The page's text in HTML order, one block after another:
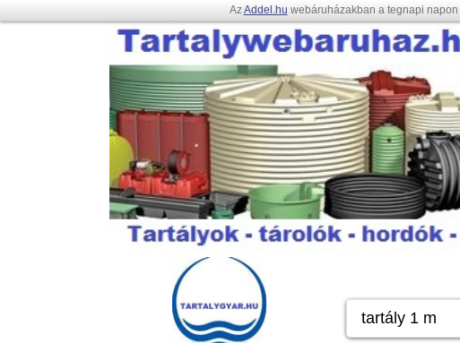
AzAddel.hu webáruházakban a tegnapi napon